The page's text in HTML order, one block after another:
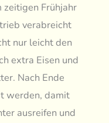
zeitigen Frühjahr
verabreicht
nur leicht den
extra Eisen und
Nach Ende
werden, damit
ausreifen und